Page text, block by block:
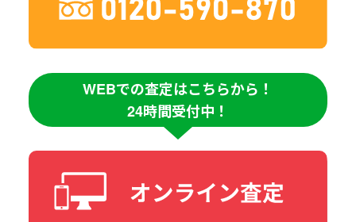
WEBでの査定はこちらから！
24時間受付中！